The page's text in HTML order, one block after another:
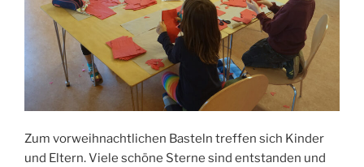
Zum vorweihnachtlichen Basteln treffen sich Kinder
und Eltern. Viele schöne Sterne sind entstanden und